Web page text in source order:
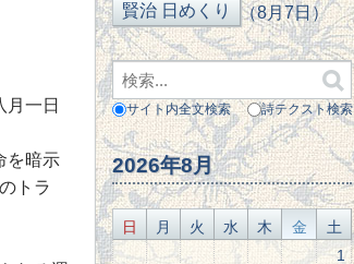
一日
を暗示
トラ
（8月7日）
サイト内全文検索 詩テクスト検索
2026年8月
日 月 火 水 木 金
土
1